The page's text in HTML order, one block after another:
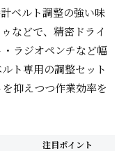
ベルト調整の強い味
などで、精密ドライ
ラジオペンチなど幅
ト専用の調整セット
抑えつつ作業効率を
注目ポイント